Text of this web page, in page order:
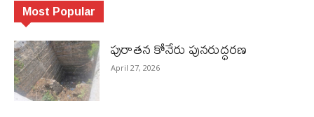
Most Popular
పురాత‌న కోనేరు పున‌రుద్ధ‌ర‌ణ
April 27, 2026